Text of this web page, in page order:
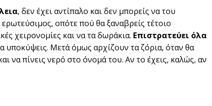
, δεν έχει αντίπαλο και δεν μπορείς να του
ερωτεύσιμος, οπότε πού θα ξαναβρείς τέτοιο
χειρονομίες και να τα δωράκια. Επιστρατεύει όλα
υποκύψεις. Μετά όμως αρχίζουν τα ζόρια, όταν θα
να πίνεις νερό στο όνομά του. Αν το έχεις, καλώς, αν